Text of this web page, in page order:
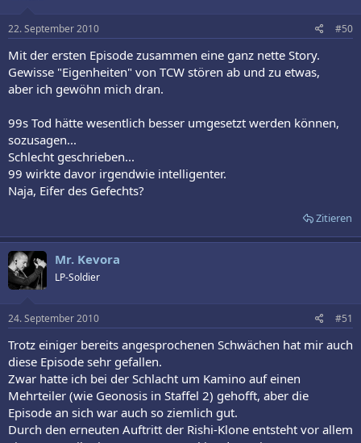
22. September 2010 #50
Mit der ersten Episode zusammen eine ganz nette Story.
Gewisse "Eigenheiten" von TCW stören ab und zu etwas,
aber ich gewöhn mich dran.
99s Tod hätte wesentlich besser umgesetzt werden können,
sozusagen...
Schlecht geschrieben...
99 wirkte davor irgendwie intelligenter.
Naja, Eifer des Gefechts?
Zitieren
Mr. Kevora
LP-Soldier
24. September 2010 #51
Trotz einiger bereits angesprochenen Schwächen hat mir auch
diese Episode sehr gefallen.
Zwar hatte ich bei der Schlacht um Kamino auf einen
Mehrteiler (wie Geonosis in Staffel 2) gehofft, aber die
Episode an sich war auch so ziemlich gut.
Durch den erneuten Auftritt der Rishi-Klone entsteht vor allem